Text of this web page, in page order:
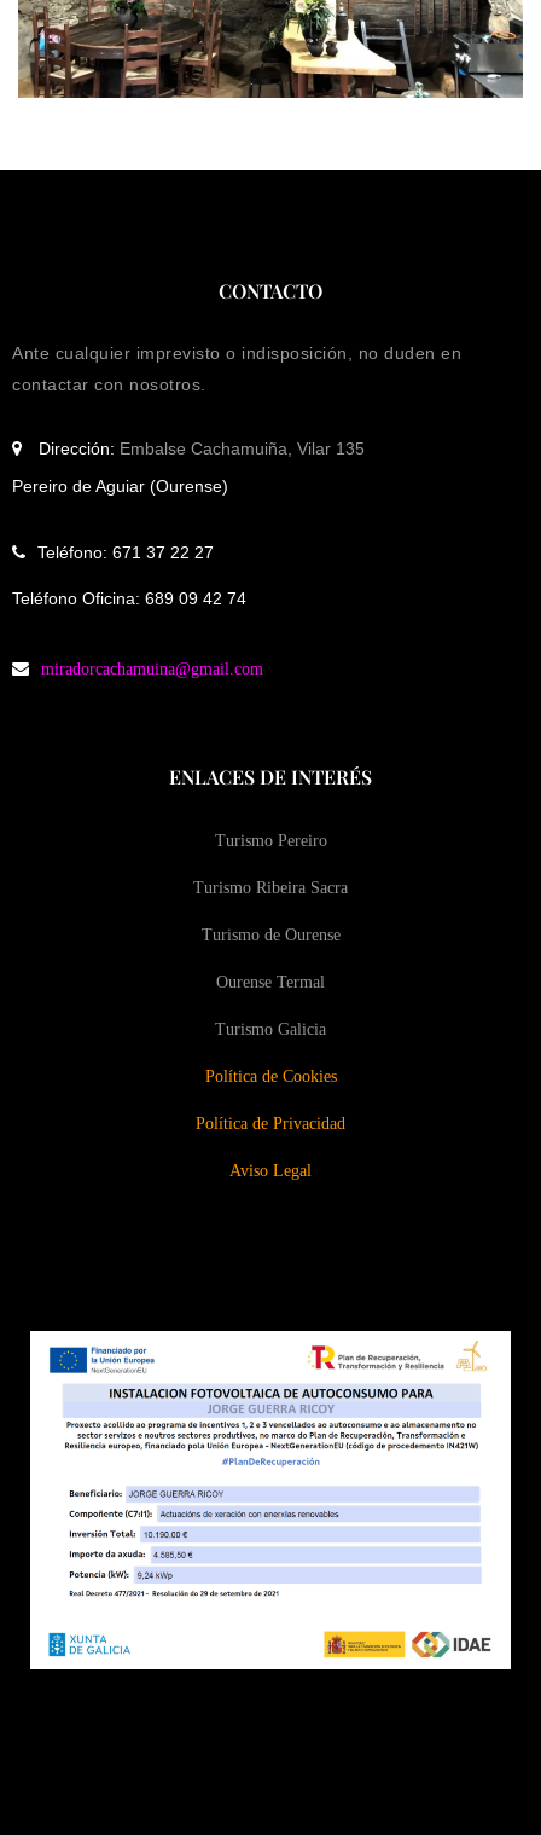
CONTACTO
Ante cualquier imprevisto o indisposición, no duden en
contactar con nosotros.
Dirección: Embalse Cachamuiña, Vilar 135
Pereiro de Aguiar (Ourense)
Teléfono: 671 37 22 27
Teléfono Oficina: 689 09 42 74
miradorcachamuina@gmail.com
ENLACES DE INTERÉS
Turismo Pereiro
Turismo Ribeira Sacra
Turismo de Ourense
Ourense Termal
Turismo Galicia
Política de Cookies
Política de Privacidad
Aviso Legal